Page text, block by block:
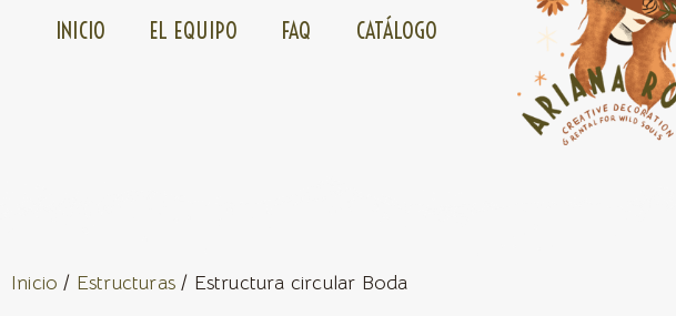
INICIO EL EQUIPO FAQ CATÁLOGO
Inicio / Estructuras / Estructura circular Boda